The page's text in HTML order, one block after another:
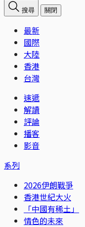
搜尋 關閉
最新
國際
大陸
香港
台灣
速遞
解讀
評論
播客
影音
系列
2026伊朗戰爭
香港世紀大火
「中國有稀土」
情色的未來